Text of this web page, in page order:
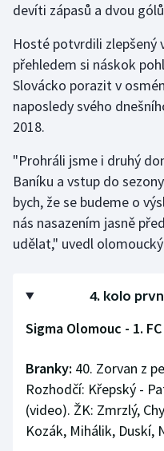
devíti zápasů a dvou
Hosté potvrdili zlepšený
přehledem si náskok
Slovácko porazit v
naposledy svého
2018.
"Prohráli jsme i druhý
Baníku a vstup do
bych, že se budeme o
nás nasazením jasně
udělat," uvedl
4. kolo
Sigma Olomouc - 1.
Branky: 40. Zorvan z
Rozhodčí: Křepský -
(video). ŽK: Zmrzlý,
Kozák, Mihálik, Duskí,